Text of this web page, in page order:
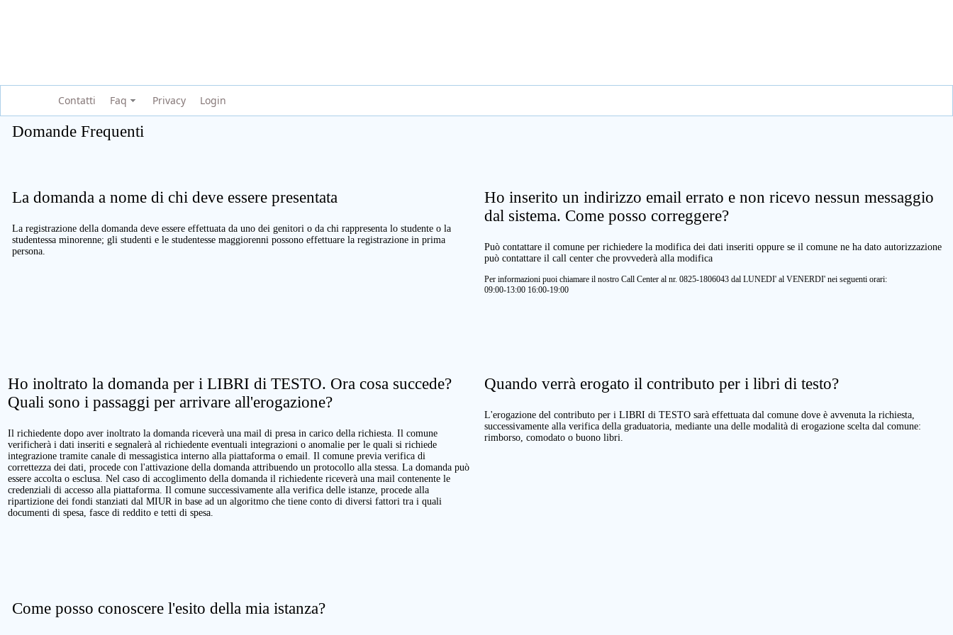
Contatti Faq Privacy Login
Domande Frequenti
La domanda a nome di chi deve essere presentata
La registrazione della domanda deve essere effettuata da uno dei genitori o da chi rappresenta lo studente o la
studentessa minorenne; gli studenti e le studentesse maggiorenni possono effettuare la registrazione in prima
persona.
Ho inserito un indirizzo email errato e non ricevo nessun messaggio
dal sistema. Come posso correggere?
Può contattare il comune per richiedere la modifica dei dati inseriti oppure se il comune ne ha dato autorizzazione
può contattare il call center che provvederà alla modifica
Per informazioni puoi chiamare il nostro Call Center al nr. 0825-1806043 dal LUNEDI' al VENERDI' nei seguenti orari:
09:00-13:00 16:00-19:00
Ho inoltrato la domanda per i LIBRI di TESTO. Ora cosa succede?
Quali sono i passaggi per arrivare all'erogazione?
Il richiedente dopo aver inoltrato la domanda riceverà una mail di presa in carico della richiesta. Il comune
verificherà i dati inseriti e segnalerà al richiedente eventuali integrazioni o anomalie per le quali si richiede
integrazione tramite canale di messagistica interno alla piattaforma o email. Il comune previa verifica di
correttezza dei dati, procede con l'attivazione della domanda attribuendo un protocollo alla stessa. La domanda può
essere accolta o esclusa. Nel caso di accoglimento della domanda il richiedente riceverà una mail contenente le
credenziali di accesso alla piattaforma. Il comune successivamente alla verifica delle istanze, procede alla
ripartizione dei fondi stanziati dal MIUR in base ad un algoritmo che tiene conto di diversi fattori tra i quali
documenti di spesa, fasce di reddito e tetti di spesa.
Quando verrà erogato il contributo per i libri di testo?
L'erogazione del contributo per i LIBRI di TESTO sarà effettuata dal comune dove è avvenuta la richiesta,
successivamente alla verifica della graduatoria, mediante una delle modalità di erogazione scelta dal comune:
rimborso, comodato o buono libri.
Come posso conoscere l'esito della mia istanza?